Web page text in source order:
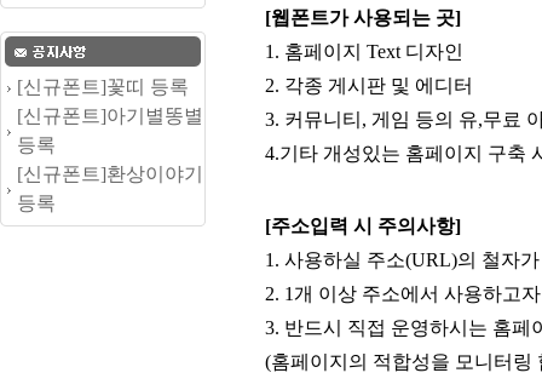
[신규폰트]꽃띠 등록
[신규폰트]아기별똥별
등록
[신규폰트]환상이야기
등록
[웹폰트가 사용되는 곳]
1. 홈페이지 Text 디자인
2. 각종 게시판 및 에디터
3. 커뮤니티, 게임 등의 유,무료
4.기타 개성있는 홈페이지 구축
[주소입력 시 주의사항]
1. 사용하실 주소(URL)의 철자
2. 1개 이상 주소에서 사용하고
3. 반드시 직접 운영하시는 홈페
(홈페이지의 적합성을 모니터링